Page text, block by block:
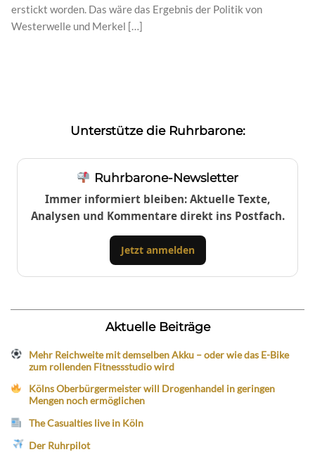
erstickt worden. Das wäre das Ergebnis der Politik von
Westerwelle und Merkel […]
Unterstütze die Ruhrbarone:
Ruhrbarone-Newsletter
Immer informiert bleiben: Aktuelle Texte,
Analysen und Kommentare direkt ins Postfach.
Jetzt anmelden
Aktuelle Beiträge
Mehr Reichweite mit demselben Akku – oder wie das E-Bike
zum rollenden Fitnessstudio wird
Kölns Oberbürgermeister will Drogenhandel in geringen
Mengen noch ermöglichen
The Casualties live in Köln
Der Ruhrpilot